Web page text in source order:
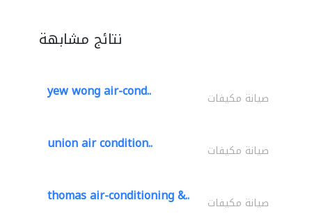
نتائج مشابهة
yew wong air-cond.. صيانة مكيفات
union air condition.. صيانة مكيفات
thomas air-conditioning &.. صيانة مكيفات